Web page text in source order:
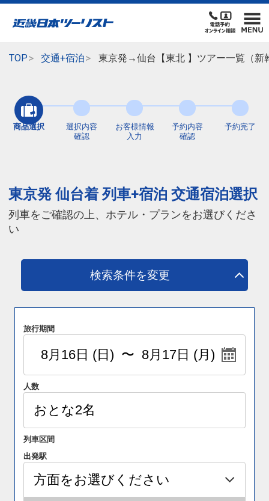
TOP 交通+宿泊 東京発→仙台【東北 】ツアー一覧（新
商品選択
選択内容
確認
お客様情報
入力
予約内容
確認
予約完了
東京発 仙台着 列車+宿泊 交通宿泊選択
列車をご確認の上、ホテル・プランをお選びくださ
い
検索条件を変更
旅行期間
人数
列車区間
出発駅